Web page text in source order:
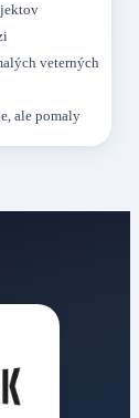
veterných
ale pomaly